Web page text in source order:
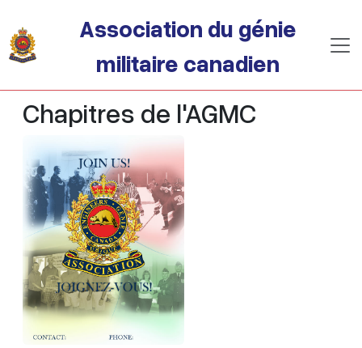
Association du génie
militaire canadien
Chapitres de l'AGMC